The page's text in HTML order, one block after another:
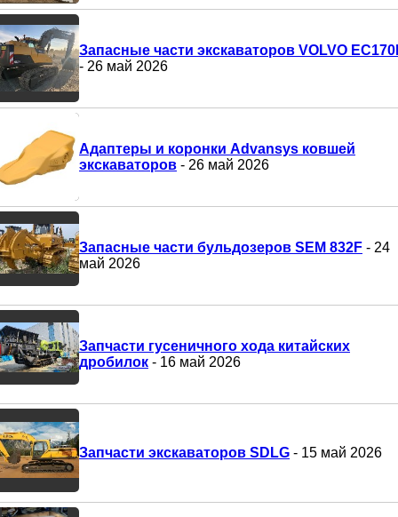
Запасные части экскаваторов VOLVO
- 26 май 2026
Адаптеры и коронки Advansys ковшей
экскаваторов - 26 май 2026
Запасные части бульдозеров SEM 832F - 24
май 2026
Запчасти гусеничного хода китайских
дробилок - 16 май 2026
Запчасти экскаваторов SDLG - 15 май 2026